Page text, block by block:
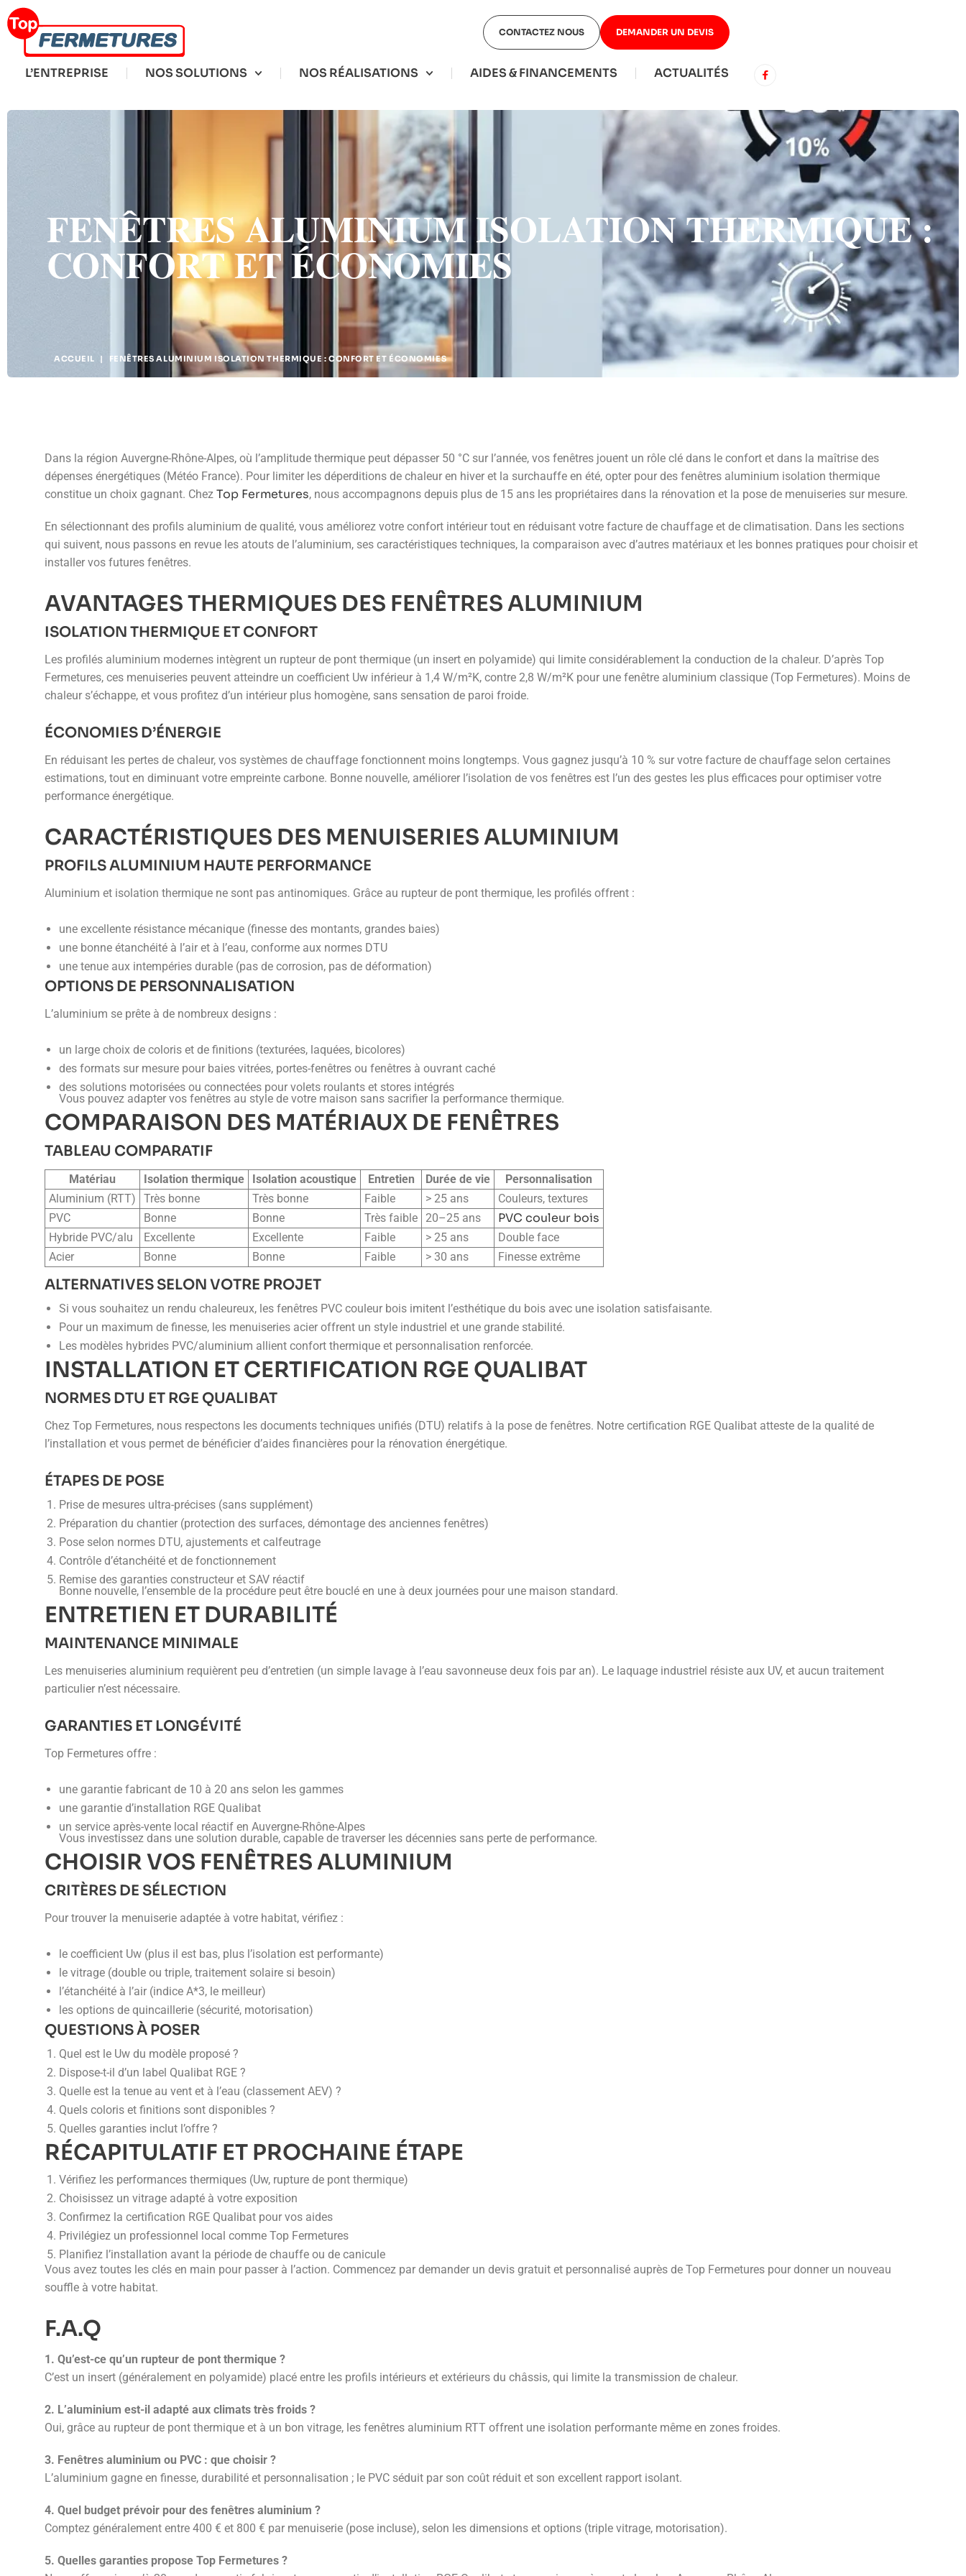
CONTACTEZ NOUS DEMANDER UN DEVIS
L’ENTREPRISE NOS SOLUTIONS NOS RÉALISATIONS AIDES & FINANCEMENTS ACTUALITÉS
FENÊTRES ALUMINIUM ISOLATION THERMIQUE :
CONFORT ET ÉCONOMIES
ACCUEIL | FENÊTRES ALUMINIUM ISOLATION THERMIQUE : CONFORT ET ÉCONOMIES
Dans la région Auvergne-Rhône-Alpes, où l’amplitude thermique peut dépasser 50 °C sur l’année, vos fenêtres jouent un rôle clé dans le confort et dans la maîtrise des
dépenses énergétiques (Météo France). Pour limiter les déperditions de chaleur en hiver et la surchauffe en été, opter pour des fenêtres aluminium isolation thermique
constitue un choix gagnant. Chez Top Fermetures, nous accompagnons depuis plus de 15 ans les propriétaires dans la rénovation et la pose de menuiseries sur mesure.
En sélectionnant des profils aluminium de qualité, vous améliorez votre confort intérieur tout en réduisant votre facture de chauffage et de climatisation. Dans les sections
qui suivent, nous passons en revue les atouts de l’aluminium, ses caractéristiques techniques, la comparaison avec d’autres matériaux et les bonnes pratiques pour choisir et
installer vos futures fenêtres.
AVANTAGES THERMIQUES DES FENÊTRES ALUMINIUM
ISOLATION THERMIQUE ET CONFORT
Les profilés aluminium modernes intègrent un rupteur de pont thermique (un insert en polyamide) qui limite considérablement la conduction de la chaleur. D’après Top
Fermetures, ces menuiseries peuvent atteindre un coefficient Uw inférieur à 1,4 W/m²K, contre 2,8 W/m²K pour une fenêtre aluminium classique (Top Fermetures). Moins de
chaleur s’échappe, et vous profitez d’un intérieur plus homogène, sans sensation de paroi froide.
ÉCONOMIES D’ÉNERGIE
En réduisant les pertes de chaleur, vos systèmes de chauffage fonctionnent moins longtemps. Vous gagnez jusqu’à 10 % sur votre facture de chauffage selon certaines
estimations, tout en diminuant votre empreinte carbone. Bonne nouvelle, améliorer l’isolation de vos fenêtres est l’un des gestes les plus efficaces pour optimiser votre
performance énergétique.
CARACTÉRISTIQUES DES MENUISERIES ALUMINIUM
PROFILS ALUMINIUM HAUTE PERFORMANCE
Aluminium et isolation thermique ne sont pas antinomiques. Grâce au rupteur de pont thermique, les profilés offrent :
une excellente résistance mécanique (finesse des montants, grandes baies)
une bonne étanchéité à l’air et à l’eau, conforme aux normes DTU
une tenue aux intempéries durable (pas de corrosion, pas de déformation)
OPTIONS DE PERSONNALISATION
L’aluminium se prête à de nombreux designs :
un large choix de coloris et de finitions (texturées, laquées, bicolores)
des formats sur mesure pour baies vitrées, portes-fenêtres ou fenêtres à ouvrant caché
des solutions motorisées ou connectées pour volets roulants et stores intégrés
Vous pouvez adapter vos fenêtres au style de votre maison sans sacrifier la performance thermique.
COMPARAISON DES MATÉRIAUX DE FENÊTRES
TABLEAU COMPARATIF
Matériau Isolation thermique Isolation acoustique Entretien Durée de vie
Personnalisation
Aluminium (RTT)
Très bonne Très bonne Faible > 25 ans
Couleurs, textures
PVC
Bonne Bonne Très faible 20–25 ans PVC couleur bois
Hybride PVC/alu Excellente Excellente Faible > 25 ans
Double face
Acier
Bonne Bonne Faible > 30 ans Finesse extrême
ALTERNATIVES SELON VOTRE PROJET
Si vous souhaitez un rendu chaleureux, les fenêtres PVC couleur bois imitent l’esthétique du bois avec une isolation satisfaisante.
Pour un maximum de finesse, les menuiseries acier offrent un style industriel et une grande stabilité.
Les modèles hybrides PVC/aluminium allient confort thermique et personnalisation renforcée.
INSTALLATION ET CERTIFICATION RGE QUALIBAT
NORMES DTU ET RGE QUALIBAT
Chez Top Fermetures, nous respectons les documents techniques unifiés (DTU) relatifs à la pose de fenêtres. Notre certification RGE Qualibat atteste de la qualité de
l’installation et vous permet de bénéficier d’aides financières pour la rénovation énergétique.
ÉTAPES DE POSE
Prise de mesures ultra-précises (sans supplément)
Préparation du chantier (protection des surfaces, démontage des anciennes fenêtres)
Pose selon normes DTU, ajustements et calfeutrage
Contrôle d’étanchéité et de fonctionnement
Remise des garanties constructeur et SAV réactif
Bonne nouvelle, l’ensemble de la procédure peut être bouclé en une à deux journées pour une maison standard.
ENTRETIEN ET DURABILITÉ
MAINTENANCE MINIMALE
Les menuiseries aluminium requièrent peu d’entretien (un simple lavage à l’eau savonneuse deux fois par an). Le laquage industriel résiste aux UV, et aucun traitement
particulier n’est nécessaire.
GARANTIES ET LONGÉVITÉ
Top Fermetures offre :
une garantie fabricant de 10 à 20 ans selon les gammes
une garantie d’installation RGE Qualibat
un service après-vente local réactif en Auvergne-Rhône-Alpes
Vous investissez dans une solution durable, capable de traverser les décennies sans perte de performance.
CHOISIR VOS FENÊTRES ALUMINIUM
CRITÈRES DE SÉLECTION
Pour trouver la menuiserie adaptée à votre habitat, vérifiez :
le coefficient Uw (plus il est bas, plus l’isolation est performante)
le vitrage (double ou triple, traitement solaire si besoin)
l’étanchéité à l’air (indice A*3, le meilleur)
les options de quincaillerie (sécurité, motorisation)
QUESTIONS À POSER
Quel est le Uw du modèle proposé ?
Dispose-t-il d’un label Qualibat RGE ?
Quelle est la tenue au vent et à l’eau (classement AEV) ?
Quels coloris et finitions sont disponibles ?
Quelles garanties inclut l’offre ?
RÉCAPITULATIF ET PROCHAINE ÉTAPE
Vérifiez les performances thermiques (Uw, rupture de pont thermique)
Choisissez un vitrage adapté à votre exposition
Confirmez la certification RGE Qualibat pour vos aides
Privilégiez un professionnel local comme Top Fermetures
Planifiez l’installation avant la période de chauffe ou de canicule
Vous avez toutes les clés en main pour passer à l’action. Commencez par demander un devis gratuit et personnalisé auprès de Top Fermetures pour donner un nouveau
souffle à votre habitat.
F.A.Q
1. Qu’est-ce qu’un rupteur de pont thermique ?
C’est un insert (généralement en polyamide) placé entre les profils intérieurs et extérieurs du châssis, qui limite la transmission de chaleur.
2. L’aluminium est-il adapté aux climats très froids ?
Oui, grâce au rupteur de pont thermique et à un bon vitrage, les fenêtres aluminium RTT offrent une isolation performante même en zones froides.
3. Fenêtres aluminium ou PVC : que choisir ?
L’aluminium gagne en finesse, durabilité et personnalisation ; le PVC séduit par son coût réduit et son excellent rapport isolant.
4. Quel budget prévoir pour des fenêtres aluminium ?
Comptez généralement entre 400 € et 800 € par menuiserie (pose incluse), selon les dimensions et options (triple vitrage, motorisation).
5. Quelles garanties propose Top Fermetures ?